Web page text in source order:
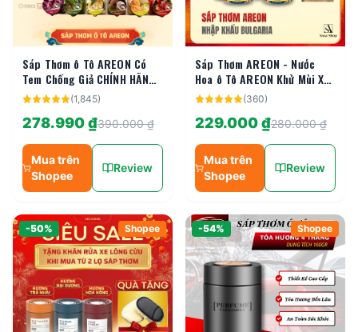
Sáp Thơm ô Tô AREON Có
Tem Chống Giả CHÍNH HÃNG
Nước Hoa ô Tô AREON Sáp
Thơm AREON Khử Mùi Xe Hơi
Cao Cấp Bulgaria BIG B
(1,845)
278.990 ₫390.000 ₫
Mua trên
Shopee
Review
Sáp Thơm AREON - Nước
Hoa ô Tô AREON Khử Mùi Xe
Hơi Cao Cấp Chính Hãng
SASASHOP
(360)
229.000 ₫280.000 ₫
Mua trên
Shopee
Review
-50% Shopee -54% Shopee